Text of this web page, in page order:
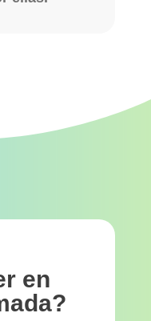
en